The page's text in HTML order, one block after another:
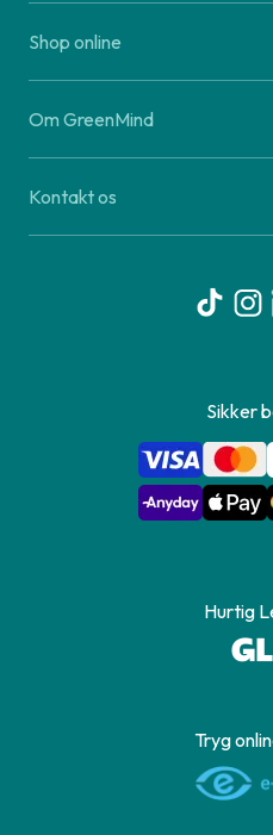
Shop online
Om GreenMind
Kontakt os
Sikker
Hurtig
Tryg